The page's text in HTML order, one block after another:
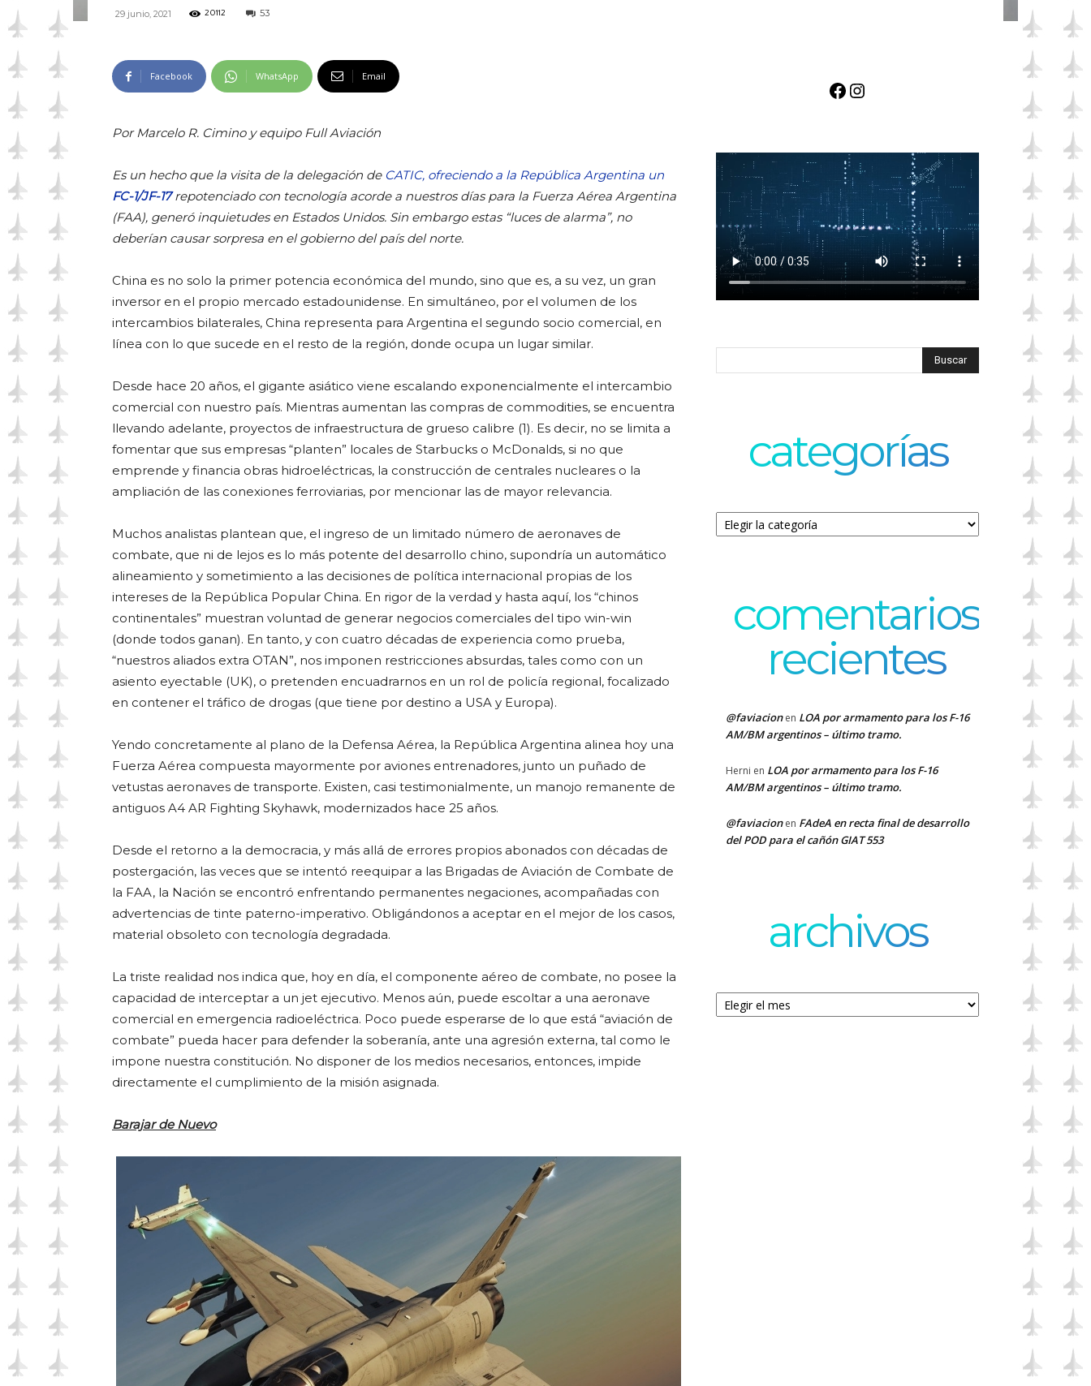
29 junio, 2021 20112 53
Facebook WhatsApp Email
Por Marcelo R. Cimino y equipo Full Aviación
Es un hecho que la visita de la delegación de CATIC, ofreciendo a la República Argentina un
FC-1/JF-17repotenciado con tecnología acorde a nuestros días para la Fuerza Aérea Argentina
(FAA), generó inquietudes en Estados Unidos. Sin embargo estas “luces de alarma”, no
deberían causar sorpresa en el gobierno del país del norte.
China es no solo la primer potencia económica del mundo, sino que es, a su vez, un gran
inversor en el propio mercado estadounidense. En simultáneo, por el volumen de los
intercambios bilaterales, China representa para Argentina el segundo socio comercial, en
línea con lo que sucede en el resto de la región, donde ocupa un lugar similar.
Desde hace 20 años, el gigante asiático viene escalando exponencialmente el intercambio
comercial con nuestro país. Mientras aumentan las compras de commodities, se encuentra
llevando adelante, proyectos de infraestructura de grueso calibre (1). Es decir, no se limita a
fomentar que sus empresas “planten” locales de Starbucks o McDonalds, si no que
emprende y financia obras hidroeléctricas, la construcción de centrales nucleares o la
ampliación de las conexiones ferroviarias, por mencionar las de mayor relevancia.
Muchos analistas plantean que, el ingreso de un limitado número de aeronaves de
combate, que ni de lejos es lo más potente del desarrollo chino, supondría un automático
alineamiento y sometimiento a las decisiones de política internacional propias de los
intereses de la República Popular China. En rigor de la verdad y hasta aquí, los “chinos
continentales” muestran voluntad de generar negocios comerciales del tipo win-win
(donde todos ganan). En tanto, y con cuatro décadas de experiencia como prueba,
“nuestros aliados extra OTAN”, nos imponen restricciones absurdas, tales como con un
asiento eyectable (UK), o pretenden encuadrarnos en un rol de policía regional, focalizado
en contener el tráfico de drogas (que tiene por destino a USA y Europa).
Yendo concretamente al plano de la Defensa Aérea, la República Argentina alinea hoy una
Fuerza Aérea compuesta mayormente por aviones entrenadores, junto un puñado de
vetustas aeronaves de transporte. Existen, casi testimonialmente, un manojo remanente de
antiguos A4 AR Fighting Skyhawk, modernizados hace 25 años.
Desde el retorno a la democracia, y más allá de errores propios abonados con décadas de
postergación, las veces que se intentó reequipar a las Brigadas de Aviación de Combate de
la FAA, la Nación se encontró enfrentando permanentes negaciones, acompañadas con
advertencias de tinte paterno-imperativo. Obligándonos a aceptar en el mejor de los casos,
material obsoleto con tecnología degradada.
La triste realidad nos indica que, hoy en día, el componente aéreo de combate, no posee la
capacidad de interceptar a un jet ejecutivo. Menos aún, puede escoltar a una aeronave
comercial en emergencia radioeléctrica. Poco puede esperarse de lo que está “aviación de
combate” pueda hacer para defender la soberanía, ante una agresión externa, tal como le
impone nuestra constitución. No disponer de los medios necesarios, entonces, impide
directamente el cumplimiento de la misión asignada.
Barajar de Nuevo
Facebook
Instagram
categorías
Categorías
comentarios
recientes
@faviacionen LOA por armamento para los F-16
AM/BM argentinos – último tramo.
Herni en LOA por armamento para los F-16
AM/BM argentinos – último tramo.
@faviacionen FAdeA en recta final de desarrollo
del POD para el cañón GIAT 553
archivos
Archivos